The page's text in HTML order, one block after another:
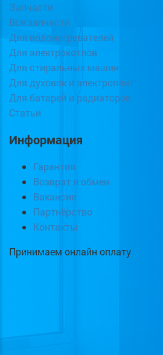
Запчасти
Все запчасти
Для водонагревателей
Для электрокотлов
Для стиральных машин
Для духовок и электроплит
Для батарей и радиаторов
Статьи
Информация
Гарантия
Возврат и обмен
Вакансии
Партнёрство
Контакты
Принимаем онлайн оплату